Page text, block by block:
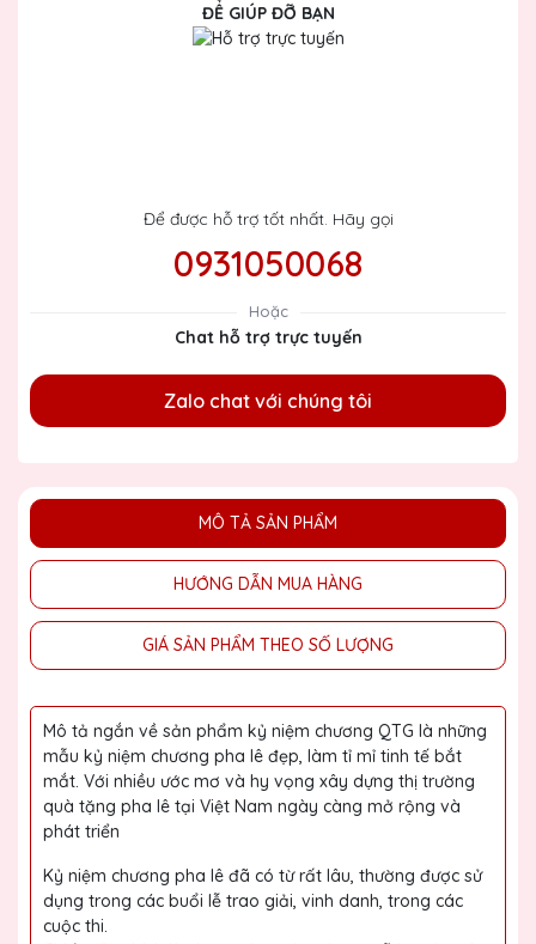
ĐỂ GIÚP ĐỠ BẠN
Để được hỗ trợ tốt nhất. Hãy gọi
0931050068
Hoặc
Chat hỗ trợ trực tuyến
Zalo chat với chúng tôi
MÔ TẢ SẢN PHẨM
HƯỚNG DẪN MUA HÀNG
GIÁ SẢN PHẨM THEO SỐ LƯỢNG
Mô tả ngắn về sản phẩm kỷ niệm chương QTG là những
mẫu kỷ niệm chương pha lê đẹp, làm tỉ mỉ tinh tế bắt
mắt. Với nhiều ước mơ và hy vọng xây dựng thị trường
quà tặng pha lê tại Việt Nam ngày càng mở rộng và
phát triển
Kỷ niệm chương pha lê đã có từ rất lâu, thường được sử
dụng trong các buổi lễ trao giải, vinh danh, trong các
cuộc thi.